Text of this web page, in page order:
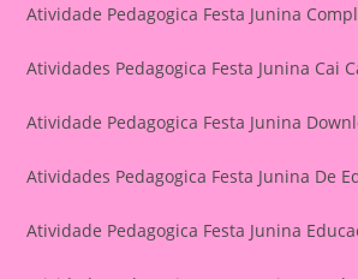
Atividade Pedagogica Festa Junina
Atividades Pedagogica Festa Junina Cai
Atividade Pedagogica Festa Junina
Atividades Pedagogica Festa Junina De
Atividade Pedagogica Festa Junina